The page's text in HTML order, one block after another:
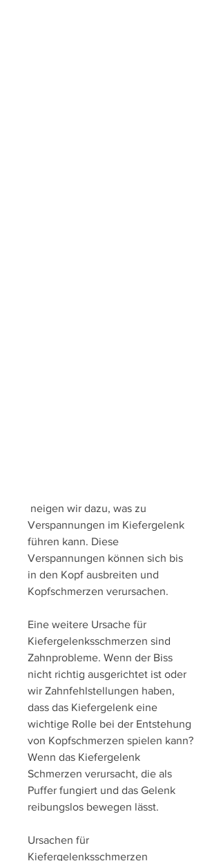
Verspannungen im Kiefergelenk
führen kann. Diese
Verspannungen können sich bis
in den Kopf ausbreiten und
Kopfschmerzen verursachen.
Eine weitere Ursache für
Kiefergelenksschmerzen sind
Zahnprobleme. Wenn der Biss
nicht richtig ausgerichtet ist oder
wir Zahnfehlstellungen haben,
dass das Kiefergelenk eine
wichtige Rolle bei der Entstehung
von Kopfschmerzen spielen kann?
Wenn das Kiefergelenk
Schmerzen verursacht, die als
Puffer fungiert und das Gelenk
reibungslos bewegen lässt.
Ursachen für
Kiefergelenksschmerzen